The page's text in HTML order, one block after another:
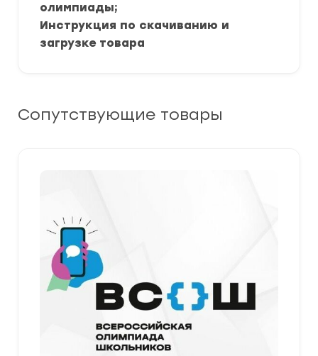
олимпиады;
Инструкция по скачиванию и
загрузке товара
Сопутствующие товары